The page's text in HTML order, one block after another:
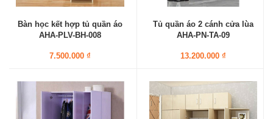
Bàn học kết hợp tủ quần áo
AHA-PLV-BH-008
7.500.000 ₫
Tủ quần áo 2 cánh cửa lùa
AHA-PN-TA-09
13.200.000 ₫